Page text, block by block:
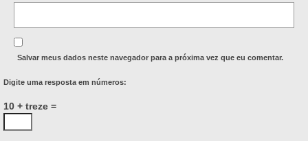
Salvar meus dados neste navegador para a próxima vez que eu comentar.
Digite uma resposta em números:
10 + treze =